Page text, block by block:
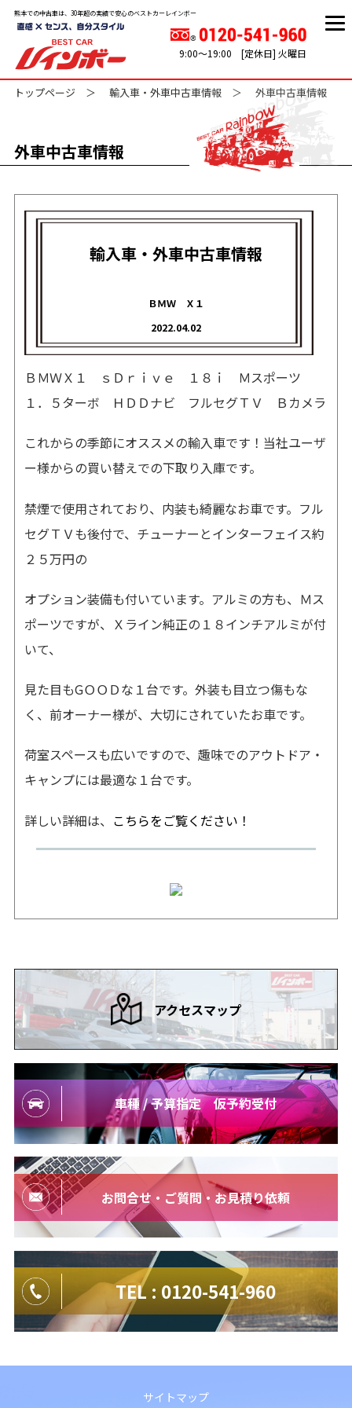
熊本での中古車は、30年超の実績で安心のベストカーレインボー
9:00～19:00 [定休日] 火曜日
トップページ 輸入車・外車中古車情報 外車中古車情報
外車中古車情報
輸入車・外車中古車情報
ＢＭＷ Ｘ１
2022.04.02
ＢＭＷＸ１ ｓＤｒｉｖｅ １８ｉ Ｍスポーツ
１．５ターボ ＨＤＤナビ フルセグＴＶ Ｂカメラ
これからの季節にオススメの輸入車です！当社ユーザ
ー様からの買い替えでの下取り入庫です。
禁煙で使用されており、内装も綺麗なお車です。フル
セグＴＶも後付で、チューナーとインターフェイス約
２５万円の
オプション装備も付いています。アルミの方も、Ｍス
ポーツですが、Ｘライン純正の１８インチアルミが付
いて、
見た目もGＯＯＤな１台です。外装も目立つ傷もな
く、前オーナー様が、大切にされていたお車です。
荷室スペースも広いですので、趣味でのアウトドア・
キャンプには最適な１台です。
詳しい詳細は、 こちらをご覧ください！
アクセスマップ
車種 / 予算指定 仮予約受付
お問合せ・ご質問・お見積り依頼
TEL : 0120-541-960
サイトマップ